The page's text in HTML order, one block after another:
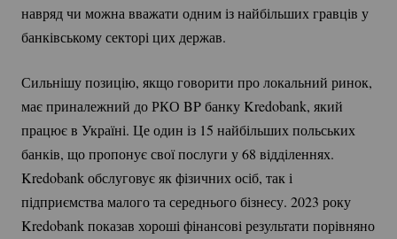
навряд чи можна вважати одним із найбільших гравців у
банківському секторі цих держав.
Сильнішу позицію, якщо говорити про локальний ринок,
має приналежний до РКО BP банку Kredobank, який
працює в Україні. Це один із 15 найбільших польських
банків, що пропонує свої послуги у 68 відділеннях.
Kredobank обслуговує як фізичних осіб, так і
підприємства малого та середнього бізнесу. 2023 року
Kredobank показав хороші фінансові результати порівняно